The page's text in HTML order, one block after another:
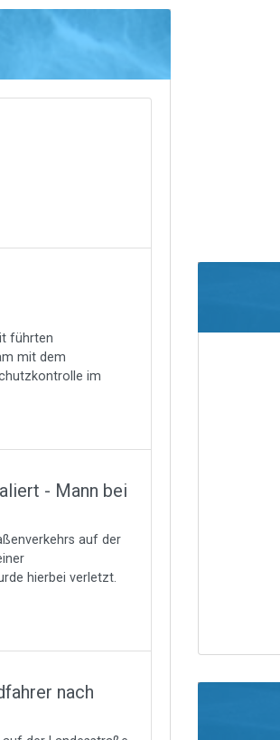
führten
mit dem
im
- Mann bei
auf der
hierbei verletzt.
nach